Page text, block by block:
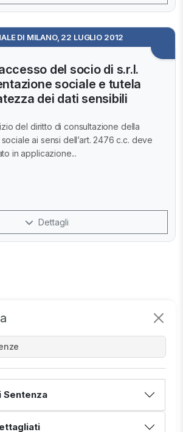
Sentenza
DI MILANO, 22 LUGLIO 2012
del socio di s.r.l.
sociale e tutela
dei dati sensibili
del diritto di consultazione della
ai sensi dell’art. 2476 c.c. deve
in applicazione...
Dettagli